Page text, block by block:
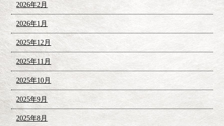
2026年2月
2026年1月
2025年12月
2025年11月
2025年10月
2025年9月
2025年8月